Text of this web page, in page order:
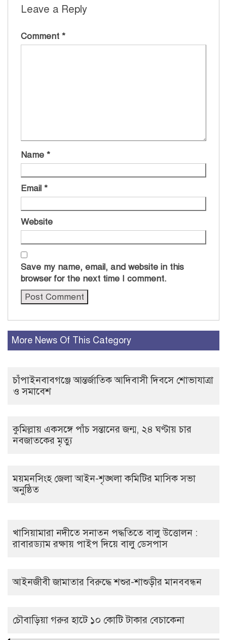
Leave a Reply
Comment *
Name *
Email *
Website
Save my name, email, and website in this
browser for the next time I comment.
More News Of This Category
চাঁপাইনবাবগঞ্জে আন্তর্জাতিক আদিবাসী দিবসে শোভাযাত্রা
ও সমাবেশ
কুমিল্লায় একসঙ্গে পাঁচ সন্তানের জন্ম, ২৪ ঘণ্টায় চার
নবজাতকের মৃত্যু
ময়মনসিংহ জেলা আইন-শৃঙ্খলা কমিটির মাসিক সভা
অনুষ্ঠিত
খাসিয়ামারা নদীতে সনাতন পদ্ধতিতে বালু উত্তোলন :
রাবারড্যাম রক্ষায় পাইপ দিয়ে বালু ডেসপাস
আইনজীবী জামাতার বিরুদ্ধে শশুর-শাশুড়ীর মানববন্ধন
চৌবাড়িয়া গরুর হাটে ১০ কোটি টাকার বেচাকেনা